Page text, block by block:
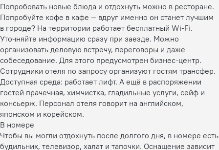
Попробовать новые блюда и отдохнуть можно в ресторане.
Попробуйте кофе в кафе — вдруг именно он станет лучшим
в городе? На территории работает бесплатный Wi-Fi.
Уточняйте информацию сразу при заезде. Можно
организовать деловую встречу, переговоры и даже
собеседование. Для этого предусмотрен бизнес-центр.
Сотрудники отеля по запросу организуют гостям трансфер.
Доступная среда: работает лифт. А ещё в распоряжении
гостей прачечная, химчистка, гладильные услуги, сейф и
консьерж. Персонал отеля говорит на английском,
японском и корейском.
В номере
Чтобы вы могли отдохнуть после долгого дня, в номере есть
будильник, телевизор, халат и тапочки. Оснащение зависит